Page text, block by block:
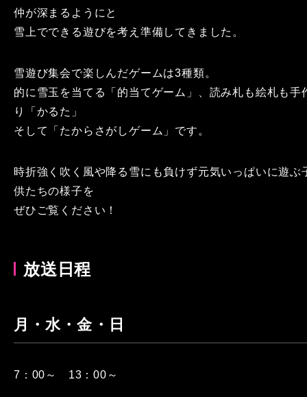
仲が深まるようにと
雪上でできる遊びを考え準備してきました。
雪遊び集会で楽しんだゲームは3種類。
的に雪玉を当てる「的当てゲーム」、読み札も絵札も手
り「かるた」
そして「たからさがしゲーム」です。
時折強く吹く風や降る雪にも負けず元気いっぱいに遊ぶ
供たちの様子を
ぜひご覧ください！
放送日程
月・水・金・日
7：00～ 13：00～